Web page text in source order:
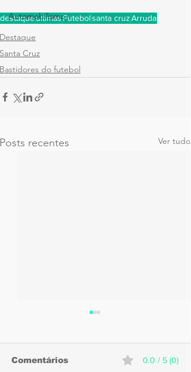
Automobilismo
destaqueultimasFutebolsanta cruzArruda
Destaque
Santa Cruz
Bastidores do futebol
Posts recentes Ver tudo
Comentários 0.0 / 5 (0)